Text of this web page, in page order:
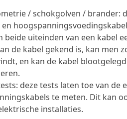
/ schokgolven / brander:
en
beide uiteinden van een kabel
de kabel gekend is, kan men
en kan de kabel
deze tests laten toe van
te meten. Dit kan
installaties.